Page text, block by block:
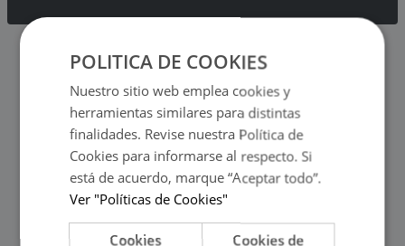
POLITICA DE COOKIES
Nuestro sitio web emplea cookies y
herramientas similares para distintas
finalidades. Revise nuestra Política de
Cookies para informarse al respecto. Si
está de acuerdo, marque “Aceptar todo”.
Ver "Políticas de Cookies"
Cookies
Cookies de